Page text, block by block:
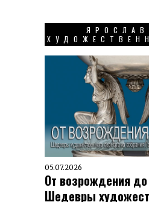
05.07.2026
От возрождения
Шедевры